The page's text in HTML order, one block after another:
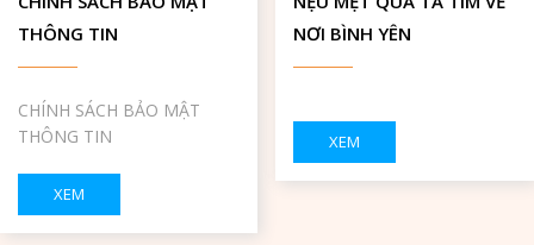
THÔNG TIN
CHÍNH SÁCH BẢO MẬT
THÔNG TIN
XEM
NƠI BÌNH YÊN
XEM